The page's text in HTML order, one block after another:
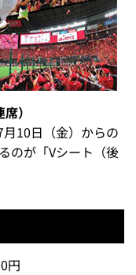
）
10日（金）からの
のが「Vシート（後
円